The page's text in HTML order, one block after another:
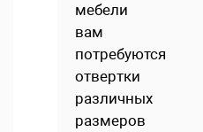
мебели
вам
потребуются
отвертки
различных
размеров